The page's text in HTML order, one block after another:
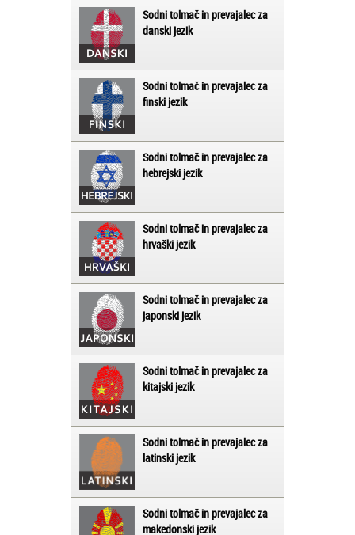
Sodni tolmač in prevajalec za
danski jezik
Sodni tolmač in prevajalec za
finski jezik
Sodni tolmač in prevajalec za
hebrejski jezik
Sodni tolmač in prevajalec za
hrvaški jezik
Sodni tolmač in prevajalec za
japonski jezik
Sodni tolmač in prevajalec za
kitajski jezik
Sodni tolmač in prevajalec za
latinski jezik
Sodni tolmač in prevajalec za
makedonski jezik